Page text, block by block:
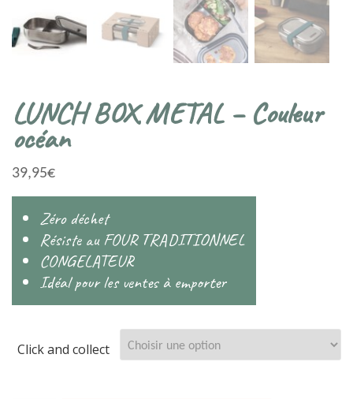
LUNCH BOX METAL – Couleur
océan
39,95€
Zéro déchet
Résiste au FOUR TRADITIONNEL
CONGELATEUR
Idéal pour les ventes à emporter
Click and collect